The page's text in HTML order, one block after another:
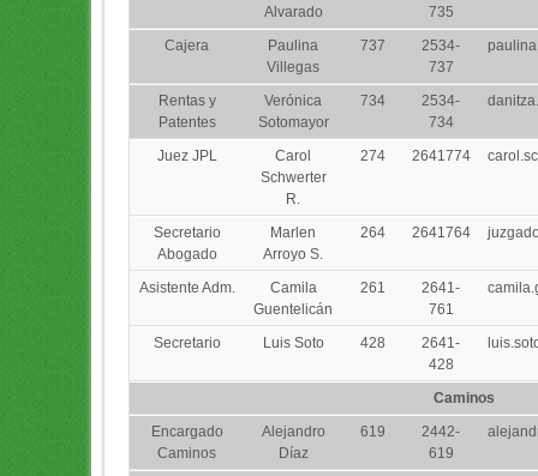
Alvarado
735
Cajera
Paulina
Villegas
737
2534-
737
Rentas y
Patentes
Verónica
Sotomayor
734
2534-
734
Juez JPL
Carol
Schwerter
R.
274 2641774
Secretario
Abogado
Marlen
Arroyo S.
264 2641764
Asistente Adm.
Camila
Guentelicán
261
2641-
761
Secretario Luis Soto 428
2641-
428
Caminos
Encargado
Caminos
Alejandro
Díaz
619
2442-
619